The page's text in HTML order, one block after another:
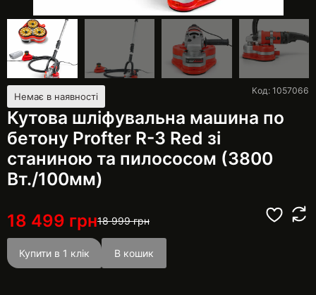
Немає в наявності
Кутова шліфувальна машина по
бетону Profter R-3 Red зі
станиною та пилососом (3800
Вт./100мм)
Код: 1057066
18 499 грн18 999грн
Купити в 1 клік В кошик